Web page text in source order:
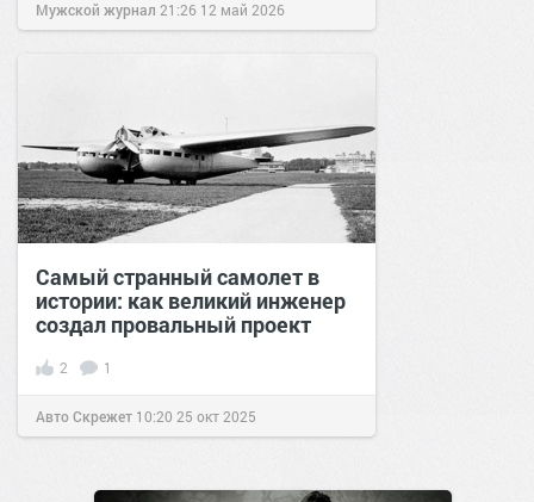
Мужской журнал 21:26 12 май 2026
Самый странный самолет в
истории: как великий инженер
создал провальный проект
2 1
Авто Скрежет 10:20 25 окт 2025